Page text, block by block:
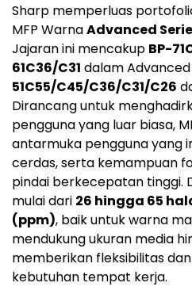
Sharp memperluas
MFP WarnaAdvanced
Jajaran ini mencakup BP-
61C36/C31 dalam
51C55/C45/C36/C31/C26
Dirancang untuk
pengguna yang luar biasa,
antarmuka pengguna yang
cerdas, serta kemampuan
pindai berkecepatan tinggi.
mulai dari 26 hingga 65
(ppm), baik untuk warna
mendukung ukuran media
memberikan fleksibilitas
kebutuhan tempat kerja.